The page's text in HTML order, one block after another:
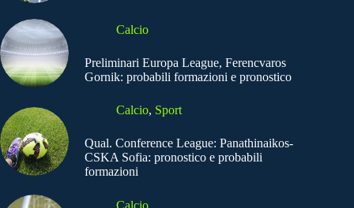
Calcio
Preliminari Europa League, Ferencvaros
Gornik: probabili formazioni e pronostico
Calcio, Sport
Qual. Conference League: Panathinaikos-
CSKA Sofia: pronostico e probabili
formazioni
Calcio